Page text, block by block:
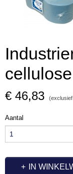
€ 46,83
Aantal
IN